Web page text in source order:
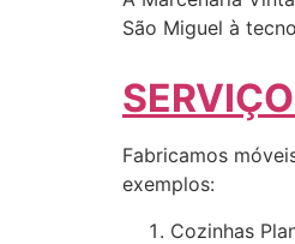
São Miguel à
Fabricamos
exemplos:
Cozinhas